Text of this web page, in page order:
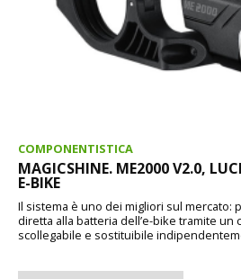
COMPONENTISTICA
MAGICSHINE. ME2000 V2.0,
E-BIKE
Il sistema è uno dei migliori sul mercato:
diretta alla batteria dell’e-bike tramite un
scollegabile e sostituibile